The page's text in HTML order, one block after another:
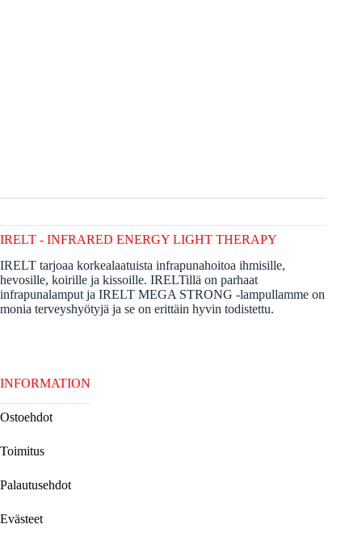
IRELT - INFRARED ENERGY LIGHT THERAPY
IRELT tarjoaa korkealaatuista infrapunahoitoa ihmisille,
hevosille, koirille ja kissoille. IRELTillä on parhaat
infrapunalamput ja IRELT MEGA STRONG -lampullamme on
monia terveyshyötyjä ja se on erittäin hyvin todistettu.
INFORMATION
Ostoehdot
Toimitus
Palautusehdot
Evästeet